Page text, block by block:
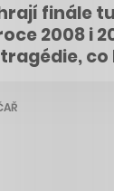
finále
2008 i
co